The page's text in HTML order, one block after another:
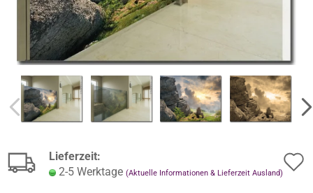
Lieferzeit:
2-5 Werktage (Aktuelle Informationen & Lieferzeit Ausland)